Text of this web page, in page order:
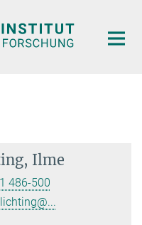
Ilme
486-500